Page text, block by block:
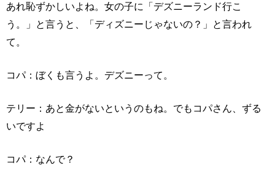
あれ恥ずかしいよね。女の子に「デズニーランド行こ
う。」と言うと、「ディズニーじゃないの？」と言われ
て。
コパ：ぼくも言うよ。デズニーって。
テリー：あと金がないというのもね。でもコパさん、ずる
いですよ
コパ：なんで？